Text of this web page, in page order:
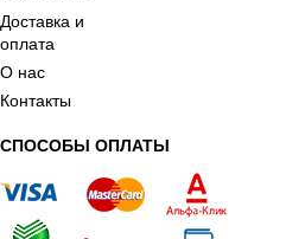
Доставка и
оплата
О нас
Контакты
СПОСОБЫ ОПЛАТЫ